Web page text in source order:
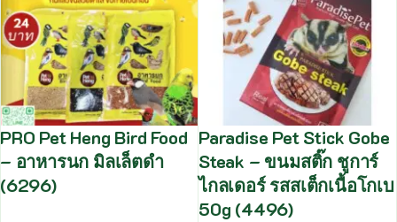
PRO Pet Heng Bird Food
– อาหารนก มิลเล็ตดำ
(6296)
Paradise Pet Stick Gobe
Steak – ขนมสติ๊ก ชูการ์
ไกลเดอร์ รสสเต็กเนื้อโกเบ
50g (4496)